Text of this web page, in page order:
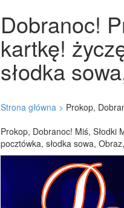
Dobranoc!
kartkę!
słodka
Strona główna > Prokop,
Prokop, Dobranoc! Miś, Słodki
pocztówka, słodka sowa,